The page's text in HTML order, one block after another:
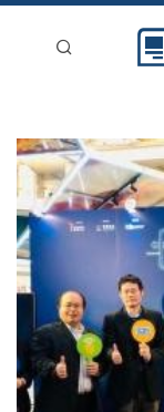
新聞稿分類
登入
刊登